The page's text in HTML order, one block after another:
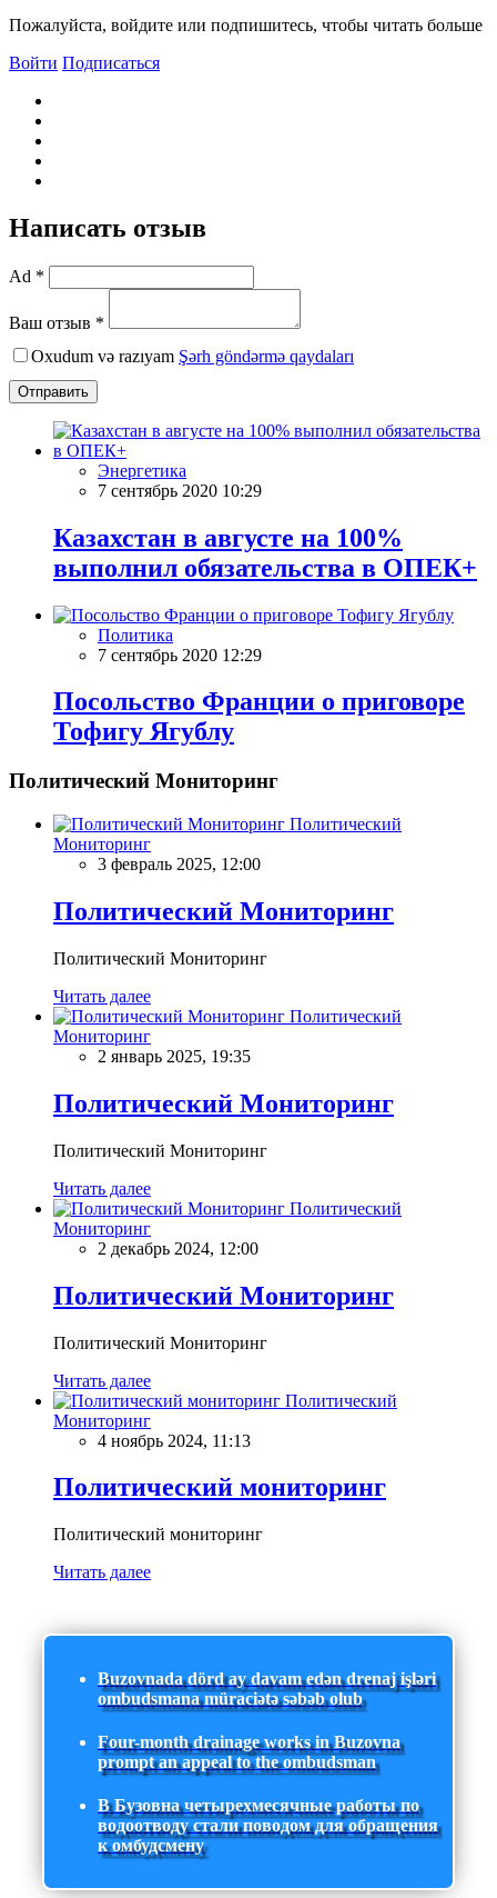
Пожалуйста, войдите или подпишитесь, чтобы читать больше
Войти Подписаться
Написать отзыв
Ad *
Ваш отзыв *
Oxudum və razıyam Şərh göndərmə qaydaları
Отправить
Энергетика
7 сентябрь 2020 10:29
Казахстан в августе на 100%
выполнил обязательства в ОПЕК+
Политика
7 сентябрь 2020 12:29
Посольство Франции о приговоре
Тофигу Ягублу
Политический Мониторинг
Политический
Мониторинг
3 февраль 2025, 12:00
Политический Мониторинг
Политический Мониторинг
Читать далее
Политический
Мониторинг
2 январь 2025, 19:35
Политический Мониторинг
Политический Мониторинг
Читать далее
Политический
Мониторинг
2 декабрь 2024, 12:00
Политический Мониторинг
Политический Мониторинг
Читать далее
Политический
Мониторинг
4 ноябрь 2024, 11:13
Политический мониторинг
Политический мониторинг
Читать далее
Buzovnada dörd ay davam edən drenaj işləri
ombudsmana müraciətə səbəb olub
Four-month drainage works in Buzovna
prompt an appeal to the ombudsman
В Бузовна четырехмесячные работы по
водоотводу стали поводом для обращения
к омбудсмену